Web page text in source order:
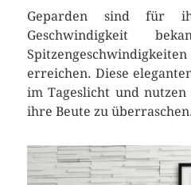
Geparden sind für
Geschwindigkeit
erreichen. Diese
im Tageslicht und
ihre Beute zu